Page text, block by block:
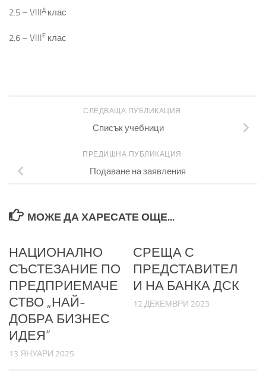
2.5 – VIIIД клас
2.6 – VIIIЕ клас
СЛЕДВАЩА ПУБЛИКАЦИЯ
Списък учебници
ПРЕДИШНА ПУБЛИКАЦИЯ
Подаване на заявления
МОЖЕ ДА ХАРЕСАТЕ ОЩЕ...
НАЦИОНАЛНО
СЪСТЕЗАНИЕ ПО
ПРЕДПРИЕМАЧЕ
СТВО „НАЙ-
ДОБРА БИЗНЕС
ИДЕЯ“
13 ЯНУАРИ 2025
СРЕЩА С
ПРЕДСТАВИТЕЛ
И НА БАНКА ДСК
12 ДЕКЕМВРИ 2023